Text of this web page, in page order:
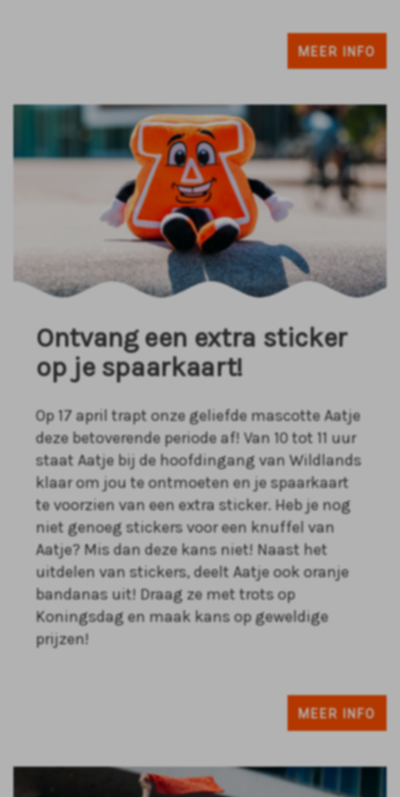
MEER INFO
Ontvang een extra sticker
op je spaarkaart!
Op 17 april trapt onze geliefde mascotte Aatje
deze betoverende periode af! Van 10 tot 11 uur
staat Aatje bij de hoofdingang van Wildlands
klaar om jou te ontmoeten en je spaarkaart
te voorzien van een extra sticker. Heb je nog
niet genoeg stickers voor een knuffel van
Aatje? Mis dan deze kans niet! Naast het
uitdelen van stickers, deelt Aatje ook oranje
bandanas uit! Draag ze met trots op
Koningsdag en maak kans op geweldige
prijzen!
MEER INFO